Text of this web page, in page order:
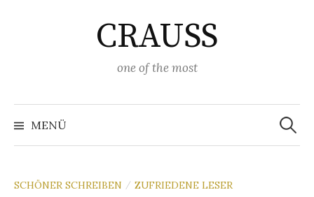
CRAUSS
one of the most
MENÜ
Suchen
nach:
SCHÖNER SCHREIBEN / ZUFRIEDENE LESER